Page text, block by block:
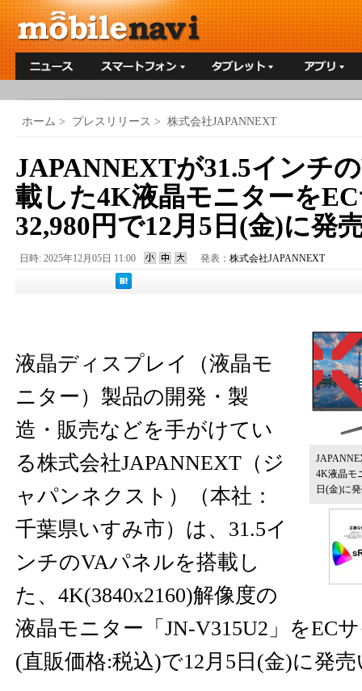
ホーム > プレスリリース > 株式会社JAPANNEXT
JAPANNEXTが31.5インチ
載した4K液晶モニターを
32,980円で12月5日(金)に発
日時: 2025年12月05日 11:00 発表： 株式会社JAPANNEXT
4K液晶モ
日(金)に
液晶ディスプレイ（液晶モ
ニター）製品の開発・製
造・販売などを手がけてい
る株式会社JAPANNEXT（ジ
ャパンネクスト）（本社：
千葉県いすみ市）は、31.5イ
ンチのVAパネルを搭載し
た、4K(3840x2160)解像度の
液晶モニター「JN-V315U2」をEC
(直販価格:税込)で12月5日(金)に発